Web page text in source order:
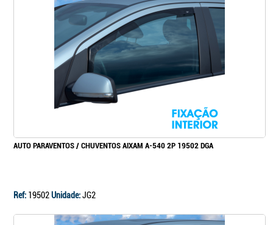
AUTO PARAVENTOS / CHUVENTOS AIXAM A-540 2P 19502 DGA
Ref: 19502Unidade:JG2
Continuar a comprar